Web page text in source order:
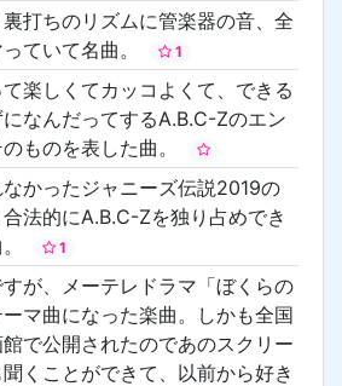
打ちのリズムに管楽器の音、全
ていて名曲。
1
楽しくてカッコよくて、できる
なんだってするA.B.C-Zのエン
ものを表した曲。
かったジャニーズ伝説2019の
法的にA.B.C-Zを独り占めでき
1
が、メーテレドラマ「ぼくらの
マ曲になった楽曲。しかも全国
で公開されたのであのスクリー
くことができて、以前から好き